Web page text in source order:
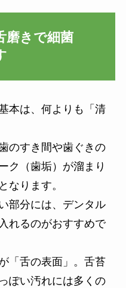
磨きで細菌
本は、何よりも「清
のすき間や歯ぐきの
ク（歯垢）が溜まり
なります。
部分には、デンタル
れるのがおすすめで
「舌の表面」。舌苔
ぽい汚れには多くの